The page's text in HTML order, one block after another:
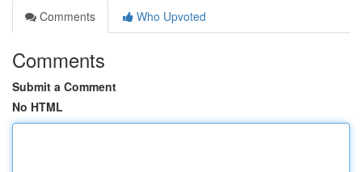
Comments
Who Upvoted
Comments
Submit a Comment
No HTML